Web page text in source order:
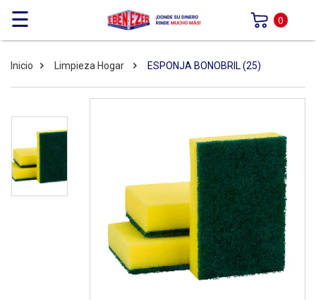
☰ 0
Inicio Limpieza Hogar ESPONJA BONOBRIL (25)